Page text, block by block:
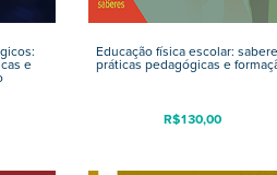
e
Educação física escolar:
práticas pedagógicas e
R$130,00